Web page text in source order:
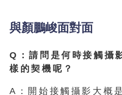
與顏鵬峻面對面
Q：請問是何時接觸攝
樣的契機呢？
A：開始接觸攝影大概